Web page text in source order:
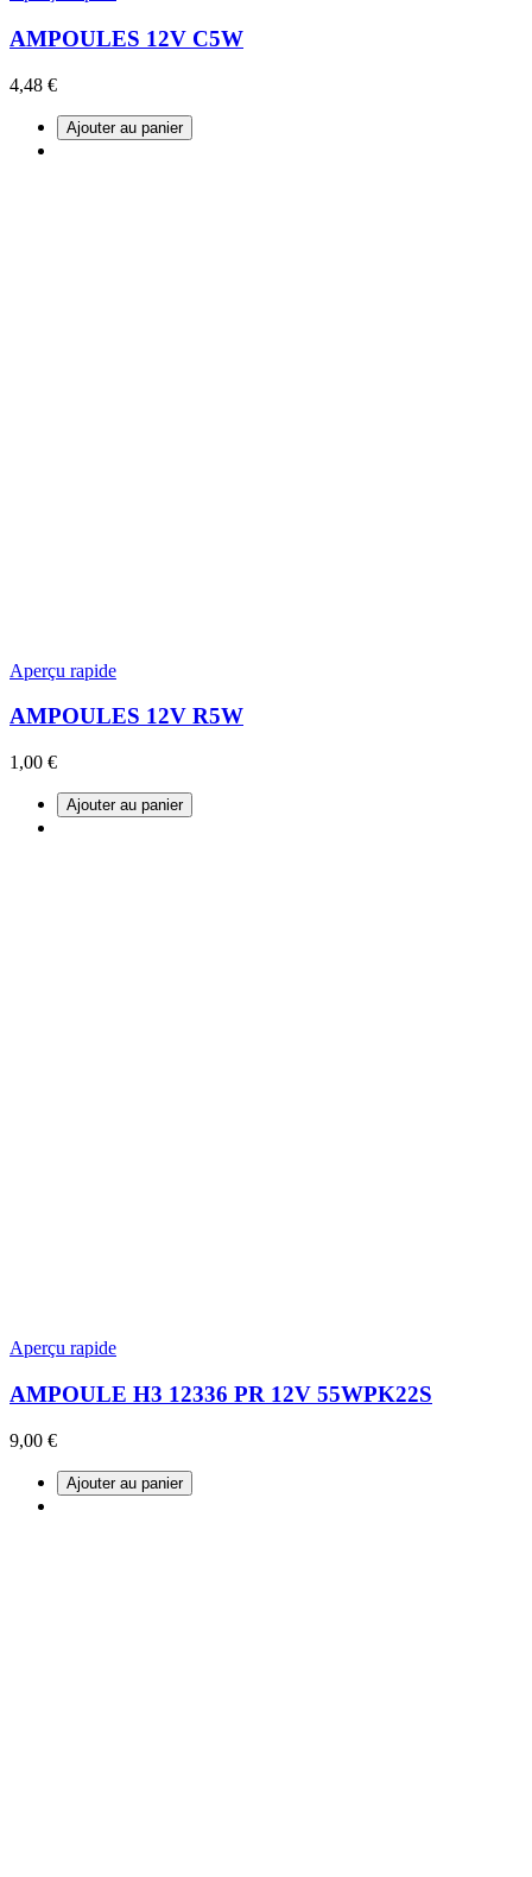
AMPOULES 12V C5W
4,48 €
Ajouter au panier
Aperçu rapide
AMPOULES 12V R5W
1,00 €
Ajouter au panier
Aperçu rapide
AMPOULE H3 12336 PR 12V 55WPK22S
9,00 €
Ajouter au panier